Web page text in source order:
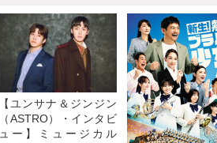
【ユンサナ＆ジンジン
（ASTRO）・インタビ
ュー】ミュージカル